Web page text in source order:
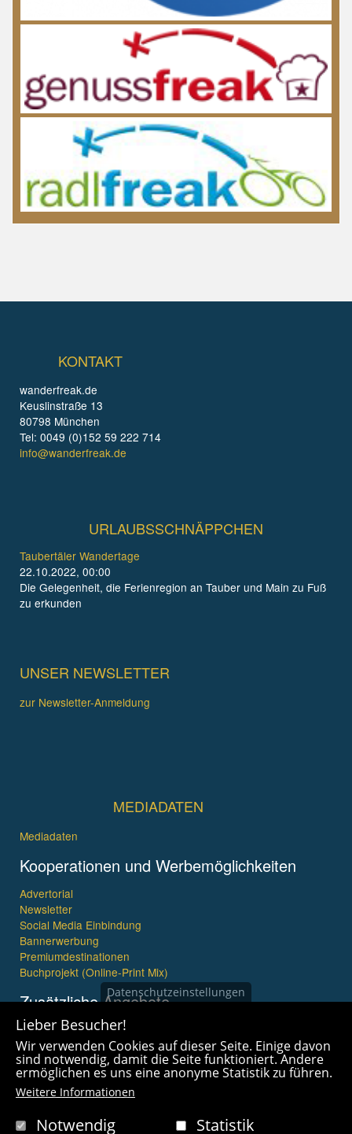
KONTAKT
wanderfreak.de
Keuslinstraße 13
80798 München
Tel: 0049 (0)152 59 222 714
info@wanderfreak.de
URLAUBSSCHNÄPPCHEN
Taubertäler Wandertage
22.10.2022, 00:00
Die Gelegenheit, die Ferienregion an Tauber und Main zu Fuß
zu erkunden
UNSER NEWSLETTER
zur Newsletter-Anmeldung
MEDIADATEN
Mediadaten
Kooperationen und Werbemöglichkeiten
Advertorial
Newsletter
Social Media Einbindung
Bannerwerbung
Premiumdestinationen
Buchprojekt (Online-Print Mix)
Zusätzliche Angebote
Imagefilme und mehr
360° x 360° Fotografie
Datenschutzeinstellungen
Lieber Besucher!
Wir verwenden Cookies auf dieser Seite. Einige davon
sind notwendig, damit die Seite funktioniert. Andere
ermöglichen es uns eine anonyme Statistik zu führen.
Weitere Informationen
Notwendig Statistik